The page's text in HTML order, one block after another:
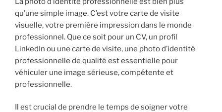
qu’une simple image. C’est votre carte de visite
visuelle, votre première impression dans le monde
professionnel. Que ce soit pour un CV, un profil
LinkedIn ou une carte de visite, une photo d’identité
professionnelle de qualité est essentielle pour
véhiculer une image sérieuse, compétente et
professionnelle.
Il est crucial de prendre le temps de soigner votre